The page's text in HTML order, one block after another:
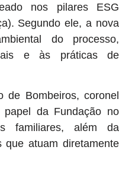
nos pilares ESG
Segundo ele, a nova
do processo,
e às práticas de
de Bombeiros, coronel
da Fundação no
familiares, além da
que atuam diretamente